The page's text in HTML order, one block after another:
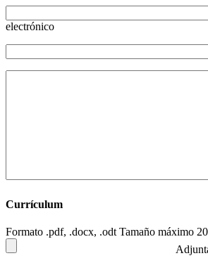
electrónico
Currículum
Formato .pdf, .docx, .odt Tamaño máximo